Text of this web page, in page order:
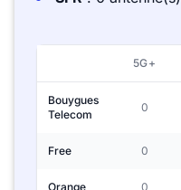
5G+
Bouygues
Telecom
0
Free 0
Orange 0